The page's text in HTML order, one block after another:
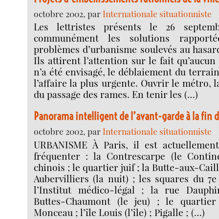
octobre 2002, parInternationale situationniste
Les lettristes présents le 26
communément les solutions
problèmes d’urbanisme soulevés au
Ils attirent l’attention sur le fait
n’a été envisagé, le déblaiement du
l’affaire la plus urgente. Ouvrir le métro,
du passage des rames. En tenir les (…)
Panorama intelligent de l’avant-garde à la fin
octobre 2002, parInternationale situationniste
URBANISME À Paris, il est
fréquenter : la Contrescarpe (le
chinois ; le quartier juif ; la Butte-aux-
Aubervilliers (la nuit) ; les squares du
l’Institut médico-légal ; la rue
Buttes-Chaumont (le jeu) ; le
Monceau ; l’île Louis (l’île) ; Pigalle ; (…)